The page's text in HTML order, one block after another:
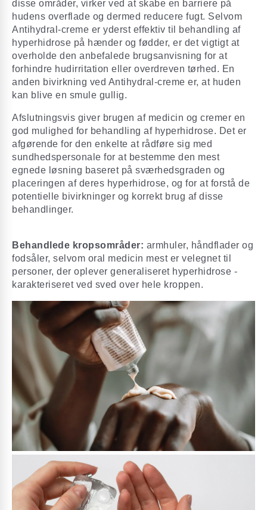
disse områder, virker ved at skabe en barriere på
hudens overflade og dermed reducere fugt. Selvom
Antihydral-creme er yderst effektiv til behandling af
hyperhidrose på hænder og fødder, er det vigtigt at
overholde den anbefalede brugsanvisning for at
forhindre hudirritation eller overdreven tørhed. En
anden bivirkning ved Antihydral-creme er, at huden
kan blive en smule gullig.
Afslutningsvis giver brugen af medicin og cremer en
god mulighed for behandling af hyperhidrose. Det er
afgørende for den enkelte at rådføre sig med
sundhedspersonale for at bestemme den mest
egnede løsning baseret på sværhedsgraden og
placeringen af deres hyperhidrose, og for at forstå de
potentielle bivirkninger og korrekt brug af disse
behandlinger.
Behandlede kropsområder: armhuler, håndflader og
fodsåler, selvom oral medicin mest er velegnet til
personer, der oplever generaliseret hyperhidrose -
karakteriseret ved sved over hele kroppen.